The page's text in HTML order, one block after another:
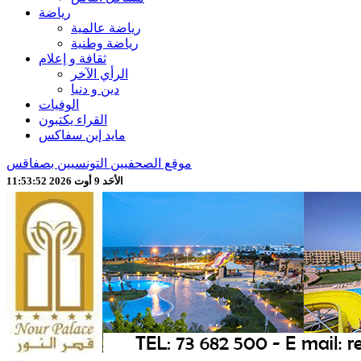
رياضة
رياضة عالمية
رياضة وطنية
ثقافة و إعلام
الرأي الآخر
دين و دنيا
الوفيات
القراء يكتبون
مايد إين سفاكس
موقع الصحفيين التونسيين بصفاقس
الأحَد 9 أوت 2026 11:53:54